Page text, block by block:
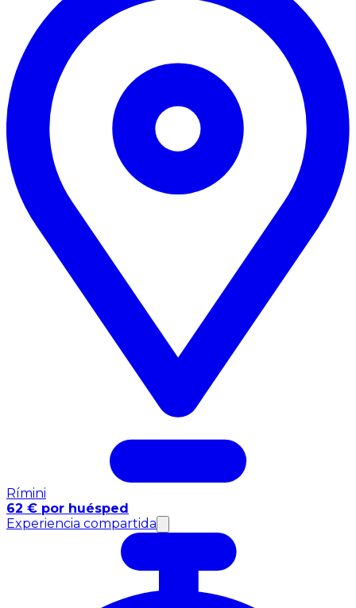
Rímini
62 € por huésped
Experiencia compartida